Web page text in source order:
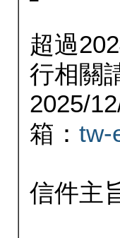
超過
行相關
2025/
箱： tw-
信件主